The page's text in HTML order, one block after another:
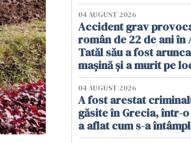
04 AUGUST 2026
Accident grav
român de 22 de ani în
Tatăl său a fost
mașină și a murit pe
04 AUGUST 2026
A fost arestat
găsite în Grecia, într-
a aflat cum s-a